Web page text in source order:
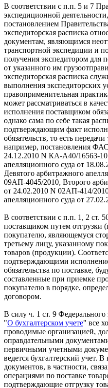
В соответствии с п.п. 5 и 7
экспедиционной
постановлением
экспедиторская расписка
документам, являющимся
транспортной экспедиции и
получения экспедитором для
от указанного им
экспедиторская расписка
выполнения экспедиторских
правоприменительная
может рассматриваться в
исполнения поставщиком
однако сама по себе такая
подтверждающим факт
обязательств, то есть
например, постановления
24.12.2010 N КА-А40/16563-
апелляционного суда от
Девятого арбитражного
09АП-4045/2010, Второго
от 24.02.2010 N 02АП-414/
апелляционного суда от
В соответствии с п.п. 1, 2 ст.
поставщиком путем отгрузки
покупателю, являющемуся
третьему лицу, указанному
товаров (продукции).
подтверждающими
обязательства по поставке,
составленные при приемке
покупателю в порядке,
договором.
В силу ч. 1 ст. 9
"О бухгалтерском учете" все
проводимые организацией,
оправдательными
первичными учетными
ведется бухгалтерский учет.
документов, в частности,
операциями по поставке
подтверждающие отгрузку